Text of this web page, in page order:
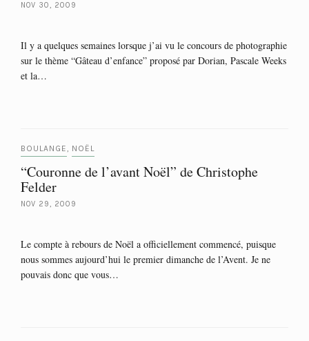
NOV 30, 2009
Il y a quelques semaines lorsque j’ai vu le concours de photographie
sur le thème “Gâteau d’enfance” proposé par Dorian, Pascale Weeks
et la…
BOULANGE, NOËL
“Couronne de l’avant Noël” de Christophe
Felder
NOV 29, 2009
Le compte à rebours de Noël a officiellement commencé, puisque
nous sommes aujourd’hui le premier dimanche de l’Avent. Je ne
pouvais donc que vous…